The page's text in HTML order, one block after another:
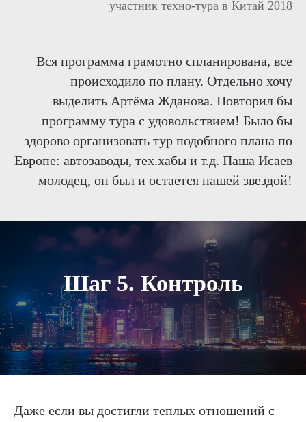
участник техно-тура в Китай 2018
Вся программа грамотно спланирована, все
происходило по плану. Отдельно хочу
выделить Артёма Жданова. Повторил бы
программу тура с удовольствием! Было бы
здорово организовать тур подобного плана по
Европе: автозаводы, тех.хабы и т.д. Паша Исаев
молодец, он был и остается нашей звездой!
Шаг 5. Контроль
Даже если вы достигли теплых отношений с